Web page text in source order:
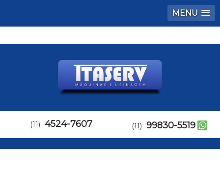
MENU
(11) 4524-7607 (11) 99830-5519